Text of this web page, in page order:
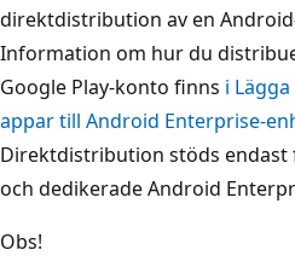
direktdistribution av en
Information om hur du
Google Play-konto finns i
appar till Android Enterprise-
Direktdistribution stöds
och dedikerade Android
Obs!